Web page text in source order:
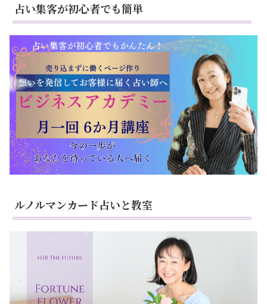
占い集客が初心者でも簡単
ルノルマンカード占いと教室